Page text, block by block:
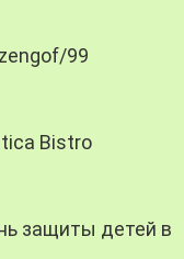
99
Bistro
защиты детей в